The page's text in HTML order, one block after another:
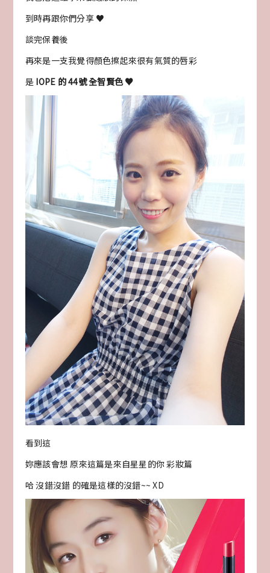
到時再跟你們分享 ♥
談完保養後
再來是一支我覺得顏色擦起來很有氣質的唇彩
是 IOPE 的 44號 全智賢色 ♥
看到這
妳應該會想 原來這篇是來自星星的你 彩妝篇
哈 沒錯沒錯 的確是這樣的沒錯~~ XD